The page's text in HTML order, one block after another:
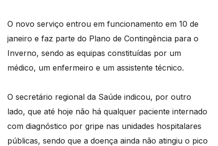
O novo serviço entrou em funcionamento em 10 de
janeiro e faz parte do Plano de Contingência para o
Inverno, sendo as equipas constituídas por um
médico, um enfermeiro e um assistente técnico.
O secretário regional da Saúde indicou, por outro
lado, que até hoje não há qualquer paciente internado
com diagnóstico por gripe nas unidades hospitalares
públicas, sendo que a doença ainda não atingiu o pico